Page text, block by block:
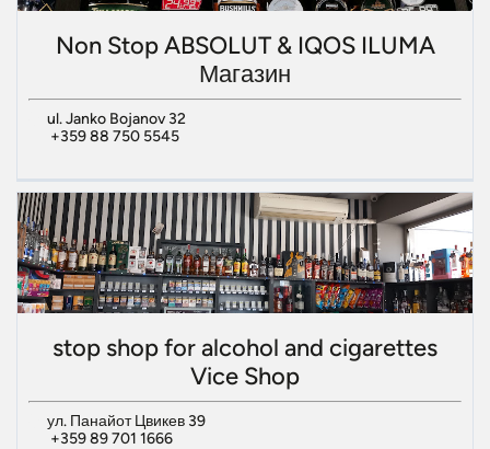
Non Stop ABSOLUT & IQOS ILUMA
Магазин
ul. Janko Bojanov 32
+359 88 750 5545
stop shop for alcohol and cigarettes
Vice Shop
ул. Панайот Цвикев 39
+359 89 701 1666